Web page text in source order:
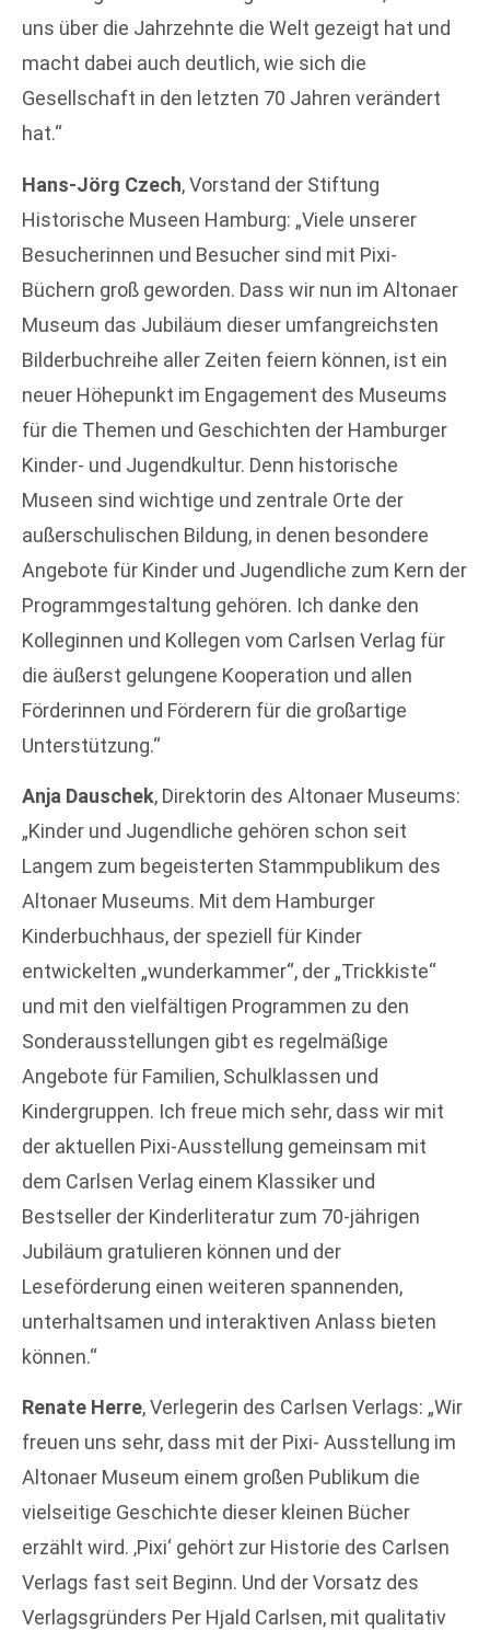
uns über die Jahrzehnte die Welt gezeigt hat und
macht dabei auch deutlich, wie sich die
Gesellschaft in den letzten 70 Jahren verändert
hat.“
Hans-Jörg Czech, Vorstand der Stiftung
Historische Museen Hamburg: „Viele unserer
Besucherinnen und Besucher sind mit Pixi-
Büchern groß geworden. Dass wir nun im Altonaer
Museum das Jubiläum dieser umfangreichsten
Bilderbuchreihe aller Zeiten feiern können, ist ein
neuer Höhepunkt im Engagement des Museums
für die Themen und Geschichten der Hamburger
Kinder- und Jugendkultur. Denn historische
Museen sind wichtige und zentrale Orte der
außerschulischen Bildung, in denen besondere
Angebote für Kinder und Jugendliche zum Kern der
Programmgestaltung gehören. Ich danke den
Kolleginnen und Kollegen vom Carlsen Verlag für
die äußerst gelungene Kooperation und allen
Förderinnen und Förderern für die großartige
Unterstützung.“
Anja Dauschek, Direktorin des Altonaer Museums:
„Kinder und Jugendliche gehören schon seit
Langem zum begeisterten Stammpublikum des
Altonaer Museums. Mit dem Hamburger
Kinderbuchhaus, der speziell für Kinder
entwickelten „wunderkammer“, der „Trickkiste“
und mit den vielfältigen Programmen zu den
Sonderausstellungen gibt es regelmäßige
Angebote für Familien, Schulklassen und
Kindergruppen. Ich freue mich sehr, dass wir mit
der aktuellen Pixi-Ausstellung gemeinsam mit
dem Carlsen Verlag einem Klassiker und
Bestseller der Kinderliteratur zum 70-jährigen
Jubiläum gratulieren können und der
Leseförderung einen weiteren spannenden,
unterhaltsamen und interaktiven Anlass bieten
können.“
Renate Herre, Verlegerin des Carlsen Verlags: „Wir
freuen uns sehr, dass mit der Pixi- Ausstellung im
Altonaer Museum einem großen Publikum die
vielseitige Geschichte dieser kleinen Bücher
erzählt wird. ‚Pixi‘ gehört zur Historie des Carlsen
Verlags fast seit Beginn. Und der Vorsatz des
Verlagsgründers Per Hjald Carlsen, mit qualitativ